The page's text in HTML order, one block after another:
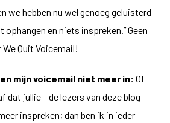
we hebben nu wel genoeg geluisterd
ophangen en niets inspreken.” Geen
We Quit Voicemail!
mijn voicemail niet meer in: Of
dat jullie – de lezers van deze blog –
inspreken; dan ben ik in ieder